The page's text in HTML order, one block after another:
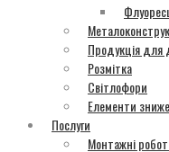
Продукція для
Розмітка
Світлофори
Елементи
Послуги
Монтажні